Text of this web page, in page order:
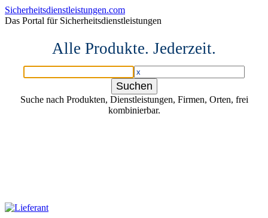
Sicherheitsdienstleistungen.com
Das Portal für Sicherheitsdienstleistungen
Alle Produkte. Jederzeit.
Suche nach Produkten, Dienstleistungen, Firmen, Orten, frei
kombinierbar.